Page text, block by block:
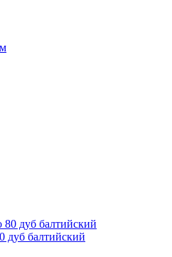
дуб балтийский